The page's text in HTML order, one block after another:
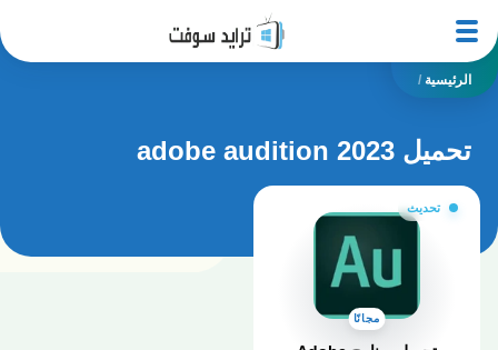
الرئيسية /
تحميل adobe audition 2023
تحديث
مجانًا